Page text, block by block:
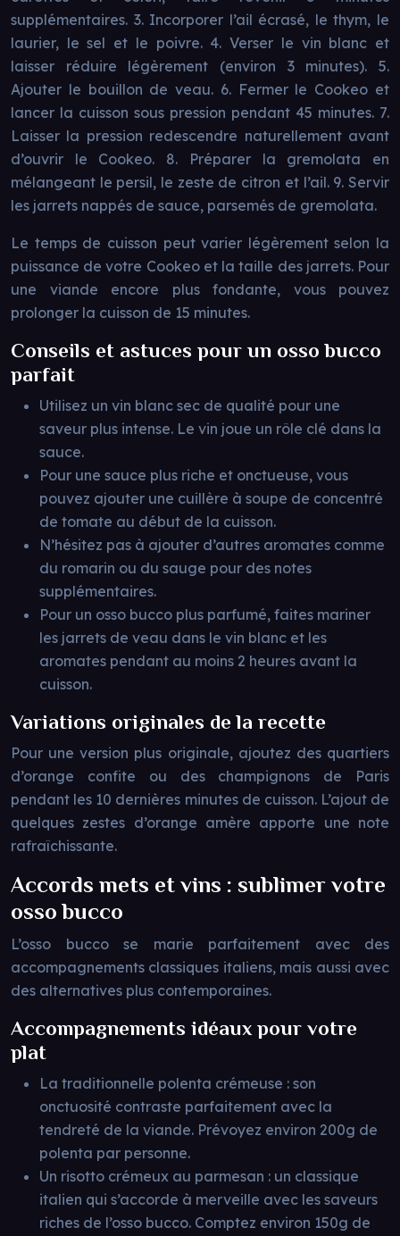
supplémentaires. 3. Incorporer l’ail écrasé, le thym, le
laurier, le sel et le poivre. 4. Verser le vin blanc et
laisser réduire légèrement (environ 3 minutes). 5.
Ajouter le bouillon de veau. 6. Fermer le Cookeo et
lancer la cuisson sous pression pendant 45 minutes. 7.
Laisser la pression redescendre naturellement avant
d’ouvrir le Cookeo. 8. Préparer la gremolata en
mélangeant le persil, le zeste de citron et l’ail. 9. Servir
les jarrets nappés de sauce, parsemés de gremolata.
Le temps de cuisson peut varier légèrement selon la
puissance de votre Cookeo et la taille des jarrets. Pour
une viande encore plus fondante, vous pouvez
prolonger la cuisson de 15 minutes.
Conseils et astuces pour un osso bucco
parfait
Utilisez un vin blanc sec de qualité pour une
saveur plus intense. Le vin joue un rôle clé dans la
sauce.
Pour une sauce plus riche et onctueuse, vous
pouvez ajouter une cuillère à soupe de concentré
de tomate au début de la cuisson.
N’hésitez pas à ajouter d’autres aromates comme
du romarin ou du sauge pour des notes
supplémentaires.
Pour un osso bucco plus parfumé, faites mariner
les jarrets de veau dans le vin blanc et les
aromates pendant au moins 2 heures avant la
cuisson.
Variations originales de la recette
Pour une version plus originale, ajoutez des quartiers
d’orange confite ou des champignons de Paris
pendant les 10 dernières minutes de cuisson. L’ajout de
quelques zestes d’orange amère apporte une note
rafraîchissante.
Accords mets et vins : sublimer votre
osso bucco
L’osso bucco se marie parfaitement avec des
accompagnements classiques italiens, mais aussi avec
des alternatives plus contemporaines.
Accompagnements idéaux pour votre
plat
La traditionnelle polenta crémeuse : son
onctuosité contraste parfaitement avec la
tendreté de la viande. Prévoyez environ 200g de
polenta par personne.
Un risotto crémeux au parmesan : un classique
italien qui s’accorde à merveille avec les saveurs
riches de l’osso bucco. Comptez environ 150g de